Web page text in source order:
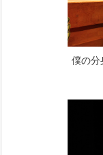
僕の分